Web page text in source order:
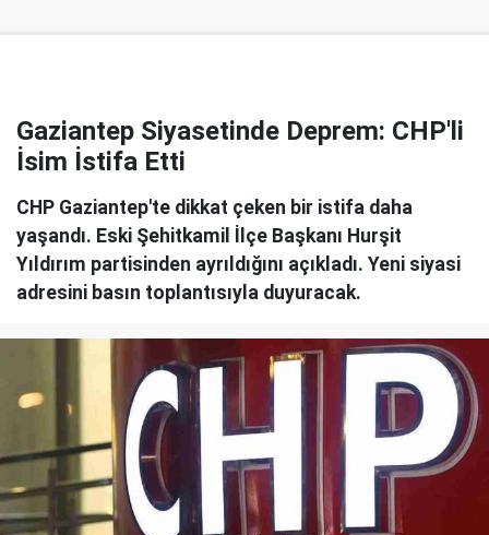
Gaziantep Siyasetinde Deprem: CHP'li
İsim İstifa Etti
CHP Gaziantep'te dikkat çeken bir istifa daha
yaşandı. Eski Şehitkamil İlçe Başkanı Hurşit
Yıldırım partisinden ayrıldığını açıkladı. Yeni siyasi
adresini basın toplantısıyla duyuracak.